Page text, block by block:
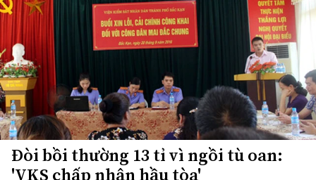
Đòi bồi thường 13 tỉ vì ngồi tù oan:
'VKS chấp nhận hầu tòa'